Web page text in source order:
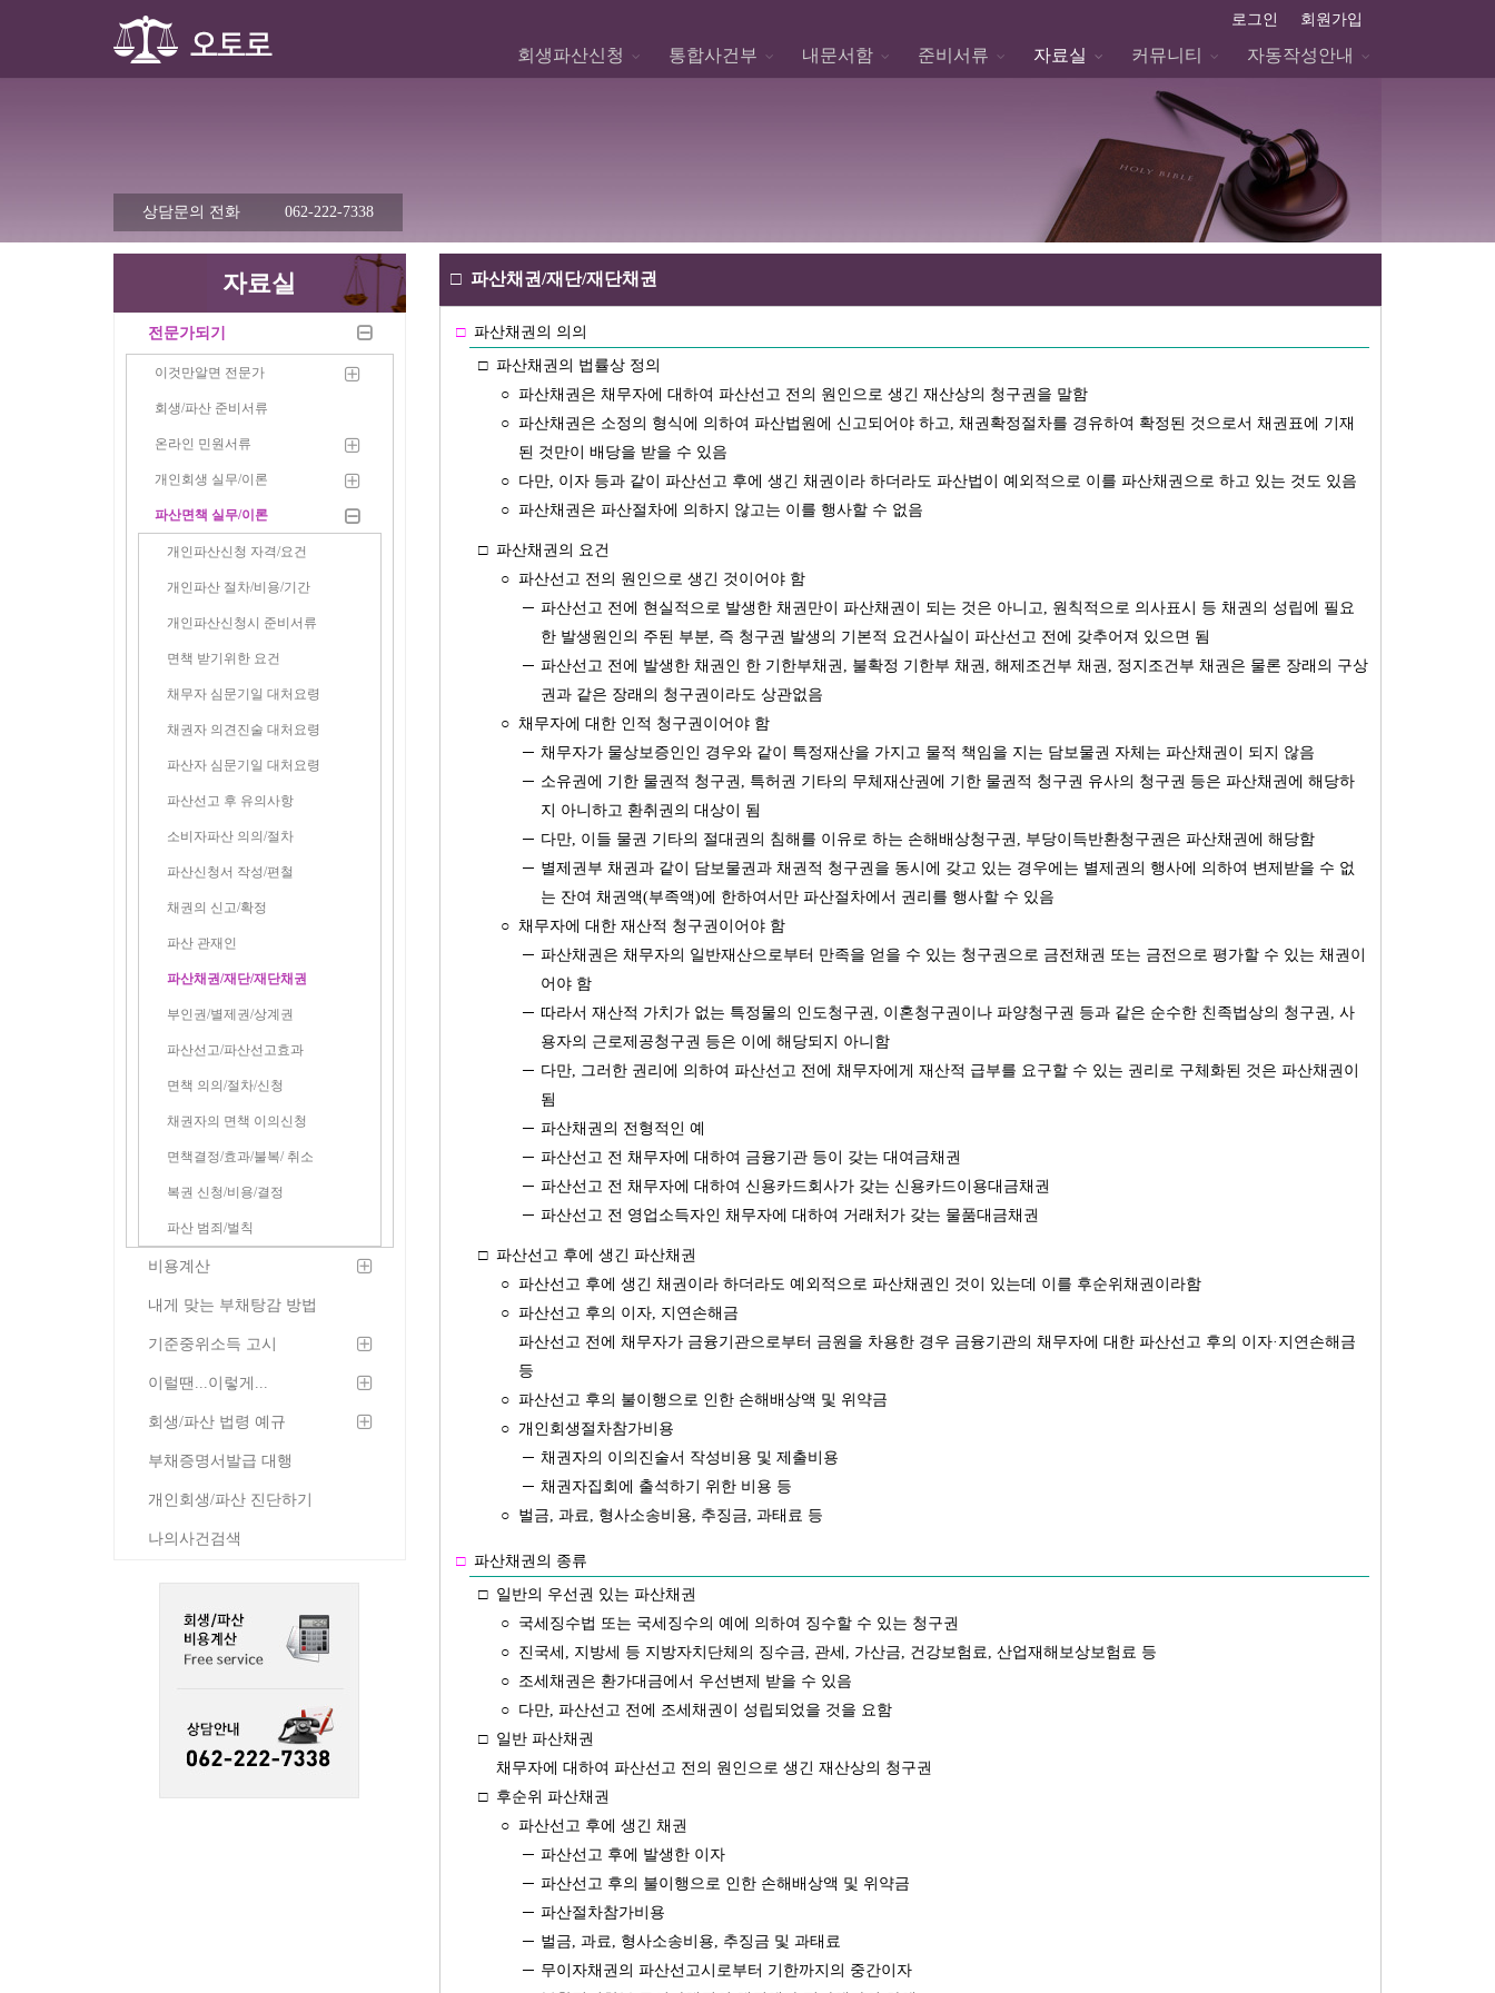
로그인 회원가입
회생파산신청 통합사건부 내문서함 준비서류 자료실 커뮤니티 자동작성안내
상담문의 전화 062-222-7338
자료실
전문가되기
이것만알면 전문가
회생/파산 준비서류
온라인 민원서류
개인회생 실무/이론
파산면책 실무/이론
개인파산신청 자격/요건
개인파산 절차/비용/기간
개인파산신청시 준비서류
면책 받기위한 요건
채무자 심문기일 대처요령
채권자 의견진술 대처요령
파산자 심문기일 대처요령
파산선고 후 유의사항
소비자파산 의의/절차
파산신청서 작성/편철
채권의 신고/확정
파산 관재인
파산채권/재단/재단채권
부인권/별제권/상계권
파산선고/파산선고효과
면책 의의/절차/신청
채권자의 면책 이의신청
면책결정/효과/불복/ 취소
복권 신청/비용/결정
파산 범죄/벌칙
비용계산
내게 맞는 부채탕감 방법
기준중위소득 고시
이럴땐...이렇게...
회생/파산 법령 예규
부채증명서발급 대행
개인회생/파산 진단하기
나의사건검색
□ 파산채권/재단/재단채권
□ 파산채권의 의의
□ 파산채권의 법률상 정의
○ 파산채권은 채무자에 대하여 파산선고 전의 원인으로 생긴 재산상의 청구권을 말함
○ 파산채권은 소정의 형식에 의하여 파산법원에 신고되어야 하고, 채권확정절차를 경유하여 확정된 것으로서 채권표에 기재
된 것만이 배당을 받을 수 있음
○ 다만, 이자 등과 같이 파산선고 후에 생긴 채권이라 하더라도 파산법이 예외적으로 이를 파산채권으로 하고 있는 것도 있음
○ 파산채권은 파산절차에 의하지 않고는 이를 행사할 수 없음
□ 파산채권의 요건
○ 파산선고 전의 원인으로 생긴 것이어야 함
─ 파산선고 전에 현실적으로 발생한 채권만이 파산채권이 되는 것은 아니고, 원칙적으로 의사표시 등 채권의 성립에 필요
한 발생원인의 주된 부분, 즉 청구권 발생의 기본적 요건사실이 파산선고 전에 갖추어져 있으면 됨
─ 파산선고 전에 발생한 채권인 한 기한부채권, 불확정 기한부 채권, 해제조건부 채권, 정지조건부 채권은 물론 장래의 구상
권과 같은 장래의 청구권이라도 상관없음
○ 채무자에 대한 인적 청구권이어야 함
─ 채무자가 물상보증인인 경우와 같이 특정재산을 가지고 물적 책임을 지는 담보물권 자체는 파산채권이 되지 않음
─ 소유권에 기한 물권적 청구권, 특허권 기타의 무체재산권에 기한 물권적 청구권 유사의 청구권 등은 파산채권에 해당하
지 아니하고 환취권의 대상이 됨
─ 다만, 이들 물권 기타의 절대권의 침해를 이유로 하는 손해배상청구권, 부당이득반환청구권은 파산채권에 해당함
─ 별제권부 채권과 같이 담보물권과 채권적 청구권을 동시에 갖고 있는 경우에는 별제권의 행사에 의하여 변제받을 수 없
는 잔여 채권액(부족액)에 한하여서만 파산절차에서 권리를 행사할 수 있음
○ 채무자에 대한 재산적 청구권이어야 함
─ 파산채권은 채무자의 일반재산으로부터 만족을 얻을 수 있는 청구권으로 금전채권 또는 금전으로 평가할 수 있는 채권이
어야 함
─ 따라서 재산적 가치가 없는 특정물의 인도청구권, 이혼청구권이나 파양청구권 등과 같은 순수한 친족법상의 청구권, 사
용자의 근로제공청구권 등은 이에 해당되지 아니함
─ 다만, 그러한 권리에 의하여 파산선고 전에 채무자에게 재산적 급부를 요구할 수 있는 권리로 구체화된 것은 파산채권이
됨
─ 파산채권의 전형적인 예
─ 파산선고 전 채무자에 대하여 금융기관 등이 갖는 대여금채권
─ 파산선고 전 채무자에 대하여 신용카드회사가 갖는 신용카드이용대금채권
─ 파산선고 전 영업소득자인 채무자에 대하여 거래처가 갖는 물품대금채권
□ 파산선고 후에 생긴 파산채권
○ 파산선고 후에 생긴 채권이라 하더라도 예외적으로 파산채권인 것이 있는데 이를 후순위채권이라함
○ 파산선고 후의 이자, 지연손해금
파산선고 전에 채무자가 금융기관으로부터 금원을 차용한 경우 금융기관의 채무자에 대한 파산선고 후의 이자·지연손해금
등
○ 파산선고 후의 불이행으로 인한 손해배상액 및 위약금
○ 개인회생절차참가비용
─ 채권자의 이의진술서 작성비용 및 제출비용
─ 채권자집회에 출석하기 위한 비용 등
○ 벌금, 과료, 형사소송비용, 추징금, 과태료 등
□ 파산채권의 종류
□ 일반의 우선권 있는 파산채권
○ 국세징수법 또는 국세징수의 예에 의하여 징수할 수 있는 청구권
○ 진국세, 지방세 등 지방자치단체의 징수금, 관세, 가산금, 건강보험료, 산업재해보상보험료 등
○ 조세채권은 환가대금에서 우선변제 받을 수 있음
○ 다만, 파산선고 전에 조세채권이 성립되었을 것을 요함
□ 일반 파산채권
채무자에 대하여 파산선고 전의 원인으로 생긴 재산상의 청구권
□ 후순위 파산채권
○ 파산선고 후에 생긴 채권
─ 파산선고 후에 발생한 이자
─ 파산선고 후의 불이행으로 인한 손해배상액 및 위약금
─ 파산절차참가비용
─ 벌금, 과료, 형사소송비용, 추징금 및 과태료
─ 무이자채권의 파산선고시로부터 기한까지의 중간이자